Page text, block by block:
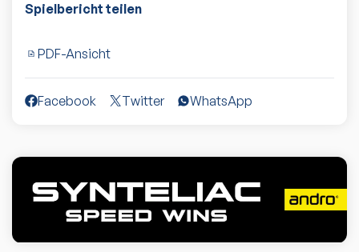
Spielbericht teilen
PDF-Ansicht
Facebook Twitter WhatsApp